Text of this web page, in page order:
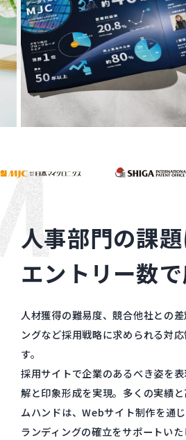
人事部門の課
エントリー数
人材獲得の難易度、競合他社との
ングなど採用戦略に求められる対
す。
採用サイトで企業のあるべき姿を
解と印象形成を実現。 多くの実績
ムハンドは、Webサイト制作を通
ランディングの確立をサポートいた